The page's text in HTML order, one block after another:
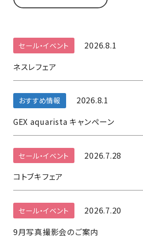
セール・イベント
2026.8.1
ネスレフェア
おすすめ情報
2026.8.1
GEX aquarista キャンペーン
セール・イベント
2026.7.28
コトブキフェア
セール・イベント
2026.7.20
9月写真撮影会のご案内